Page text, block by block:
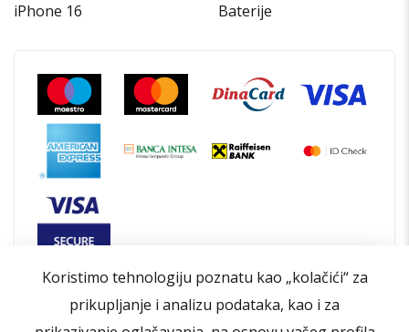
iPhone 16
Baterije
Koristimo tehnologiju poznatu kao „kolačići“ za
prikupljanje i analizu podataka, kao i za